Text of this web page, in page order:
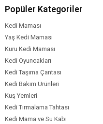
Popüler Kategoriler
Kedi Maması
Yaş Kedi Maması
Kuru Kedi Maması
Kedi Oyuncakları
Kedi Taşıma Çantası
Kedi Bakım Ürünleri
Kuş Yemleri
Kedi Tırmalama Tahtası
Kedi Mama ve Su Kabı